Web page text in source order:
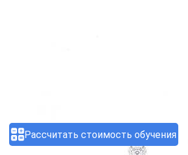
Рассчитать стоимость обучения